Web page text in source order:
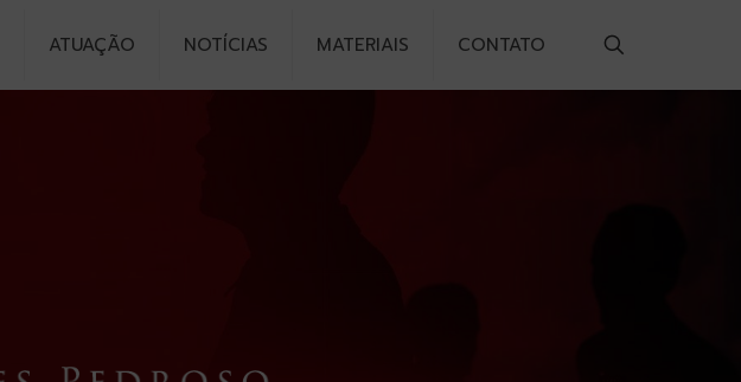
ATUAÇÃO NOTÍCIAS MATERIAIS CONTATO